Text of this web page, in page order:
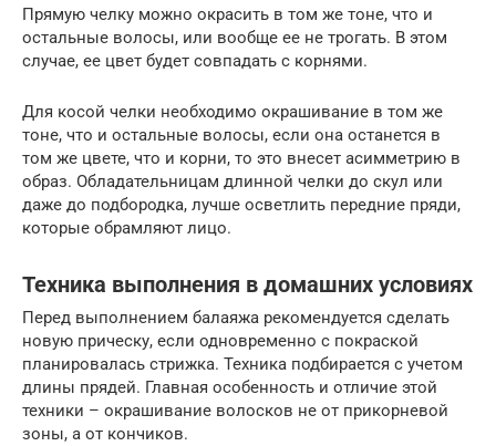
Прямую челку можно окрасить в том же тоне, что и
остальные волосы, или вообще ее не трогать. В этом
случае, ее цвет будет совпадать с корнями.
Для косой челки необходимо окрашивание в том же
тоне, что и остальные волосы, если она останется в
том же цвете, что и корни, то это внесет асимметрию в
образ. Обладательницам длинной челки до скул или
даже до подбородка, лучше осветлить передние пряди,
которые обрамляют лицо.
Техника выполнения в домашних условиях
Перед выполнением балаяжа рекомендуется сделать
новую прическу, если одновременно с покраской
планировалась стрижка. Техника подбирается с учетом
длины прядей. Главная особенность и отличие этой
техники – окрашивание волосков не от прикорневой
зоны, а от кончиков.